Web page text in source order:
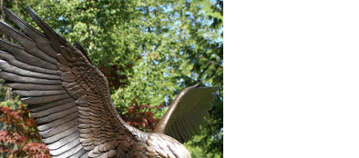
Фигурка собаки как символ 2018
декоративная "Собачка"
"Собака" символ года 2018.